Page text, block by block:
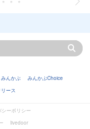
みんかぶ
みんかぶChoice
ース
シーポリシー
livedoor